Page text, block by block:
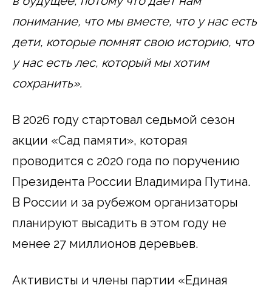
понимание, что мы вместе, что у нас есть
дети, которые помнят свою историю, что
у нас есть лес, который мы хотим
сохранить».
В 2026 году стартовал седьмой сезон
акции «Сад памяти», которая
проводится с 2020 года по поручению
Президента России Владимира Путина.
В России и за рубежом организаторы
планируют высадить в этом году не
менее 27 миллионов деревьев.
Активисты и члены партии «Единая